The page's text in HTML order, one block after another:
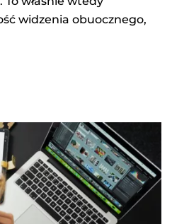
widzenia obuocznego,